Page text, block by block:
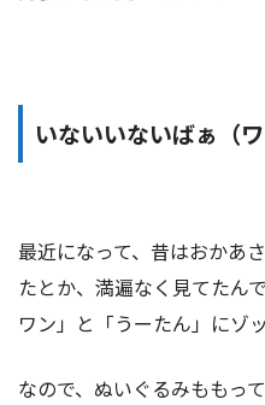
いないいないばぁ（
最近になって、昔はおかあ
たとか、満遍なく見てたん
ワン」と「うーたん」にゾ
なので、ぬいぐるみももっ